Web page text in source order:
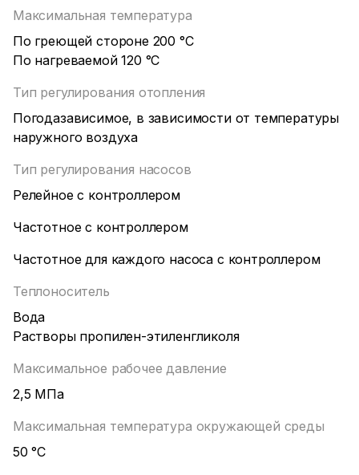
Максимальная температура
По греющей стороне 200 °С
По нагреваемой 120 °С
Тип регулирования отопления
Погодазависимое, в зависимости от температуры
наружного воздуха
Тип регулирования насосов
Релейное с контроллером
Частотное с контроллером
Частотное для каждого насоса с контроллером
Теплоноситель
Вода
Растворы пропилен-этиленгликоля
Максимальное рабочее давление
2,5 МПа
Максимальная температура окружающей среды
50 °С